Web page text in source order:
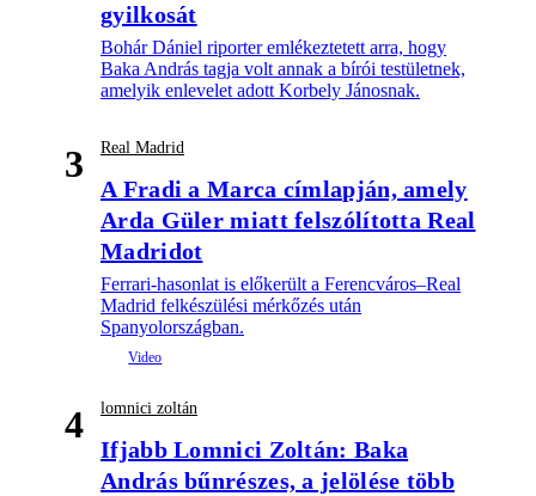
gyilkosát
Bohár Dániel riporter emlékeztetett arra, hogy
Baka András tagja volt annak a bírói testületnek,
amelyik enlevelet adott Korbely Jánosnak.
3 Real Madrid
A Fradi a Marca címlapján, amely
Arda Güler miatt felszólította Real
Madridot
Ferrari-hasonlat is előkerült a Ferencváros–Real
Madrid felkészülési mérkőzés után
Spanyolországban.
4 lomnici zoltán
Ifjabb Lomnici Zoltán: Baka
András bűnrészes, a jelölése több